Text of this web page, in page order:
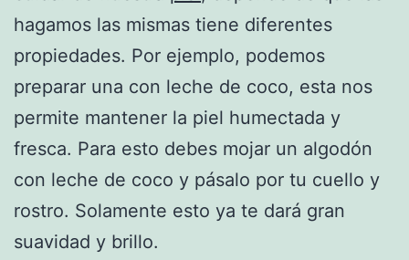
hagamos las mismas tiene diferentes
propiedades. Por ejemplo, podemos
preparar una con leche de coco, esta nos
permite mantener la piel humectada y
fresca. Para esto debes mojar un algodón
con leche de coco y pásalo por tu cuello y
rostro. Solamente esto ya te dará gran
suavidad y brillo.